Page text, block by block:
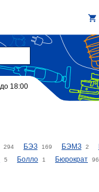
294 БЭЗ 169 БЭМЗ 2
5 Болло 1 Бюрократ 96
18:00